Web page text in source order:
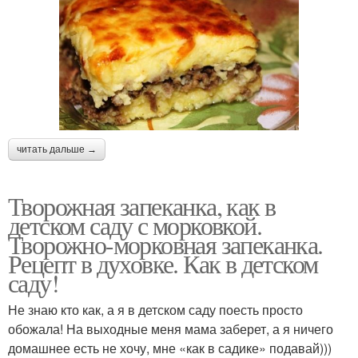
читать дальше →
Творожная запеканка, как в
детском саду с морковкой.
Творожно-морковная запеканка.
Рецепт в духовке. Как в детском
саду!
Не знаю кто как, а я в детском саду поесть просто
обожала! На выходные меня мама заберет, а я ничего
домашнее есть не хочу, мне «как в садике» подавай)))